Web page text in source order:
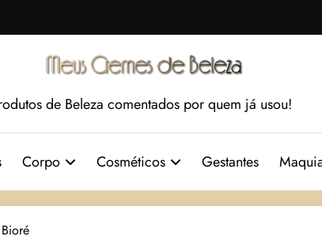
de Beleza comentados por quem já usou!
Corpo Cosméticos Gestantes